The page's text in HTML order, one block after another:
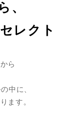
、
レクト
ら
中に、
ます。